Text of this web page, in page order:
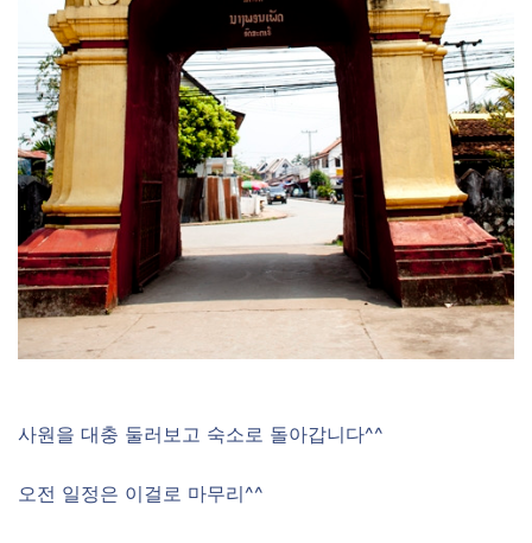
사원을 대충 둘러보고 숙소로 돌아갑니다^^
오전 일정은 이걸로 마무리^^